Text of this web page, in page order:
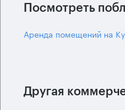
Посмотреть
Аренда помещений на
Другая